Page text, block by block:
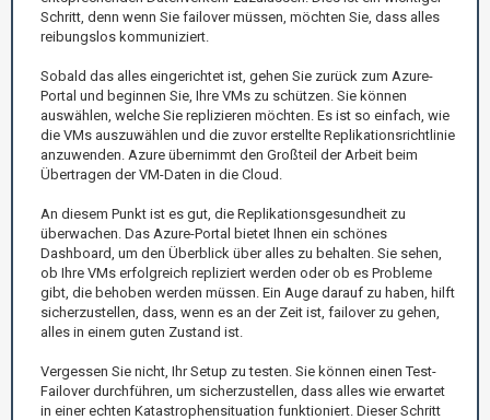
Schritt, denn wenn Sie failover müssen, möchten Sie, dass alles
reibungslos kommuniziert.
Sobald das alles eingerichtet ist, gehen Sie zurück zum Azure-
Portal und beginnen Sie, Ihre VMs zu schützen. Sie können
auswählen, welche Sie replizieren möchten. Es ist so einfach, wie
die VMs auszuwählen und die zuvor erstellte Replikationsrichtlinie
anzuwenden. Azure übernimmt den Großteil der Arbeit beim
Übertragen der VM-Daten in die Cloud.
An diesem Punkt ist es gut, die Replikationsgesundheit zu
überwachen. Das Azure-Portal bietet Ihnen ein schönes
Dashboard, um den Überblick über alles zu behalten. Sie sehen,
ob Ihre VMs erfolgreich repliziert werden oder ob es Probleme
gibt, die behoben werden müssen. Ein Auge darauf zu haben, hilft
sicherzustellen, dass, wenn es an der Zeit ist, failover zu gehen,
alles in einem guten Zustand ist.
Vergessen Sie nicht, Ihr Setup zu testen. Sie können einen Test-
Failover durchführen, um sicherzustellen, dass alles wie erwartet
in einer echten Katastrophensituation funktioniert. Dieser Schritt